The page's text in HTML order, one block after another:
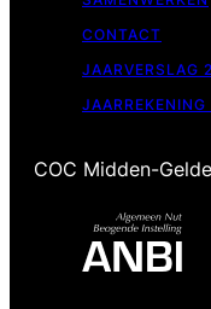
CONTACT
JAARVERSLAG
COC Midden-